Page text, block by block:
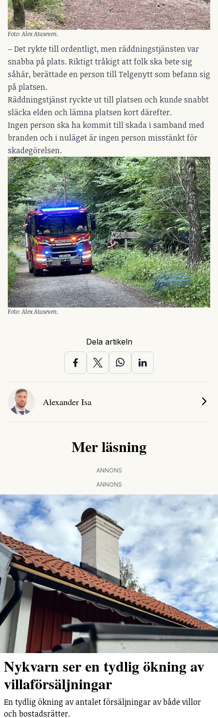
Foto: Alex Ataseven.
– Det rykte till ordentligt, men räddningstjänsten var
snabba på plats. Riktigt tråkigt att folk ska bete sig
såhär, berättade en person till Telgenytt som befann sig
på platsen.
Räddningstjänst ryckte ut till platsen och kunde snabbt
släcka elden och lämna platsen kort därefter.
Ingen person ska ha kommit till skada i samband med
branden och i nuläget är ingen person misstänkt för
skadegörelsen.
Foto: Alex Ataseven.
Dela artikeln
Alexander Isa
Mer läsning
ANNONS
ANNONS
Nykvarn ser en tydlig ökning av
villaförsäljningar
En tydlig ökning av antalet försäljningar av både villor
och bostadsrätter.